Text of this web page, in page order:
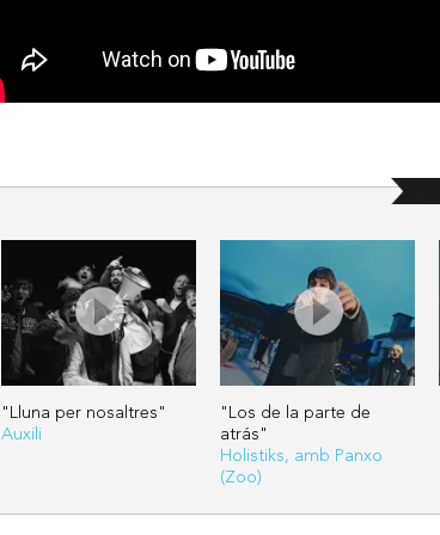
"Lluna per nosaltres"
Auxili
"Los de la parte de
atrás"
Holistiks, amb Panxo
(Zoo)